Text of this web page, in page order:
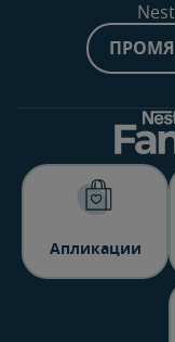
Aпликации